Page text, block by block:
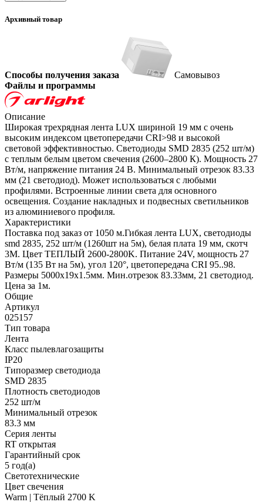
Архивный товар
Способы получения заказа
Самовывоз
Файлы и программы
Описание
Широкая трехрядная лента LUX шириной 19 мм с очень
высоким индексом цветопередачи CRI>98 и высокой
световой эффективностью. Светодиоды SMD 2835 (252 шт/м)
с теплым белым цветом свечения (2600–2800 К). Мощность 27
Вт/м, напряжение питания 24 В. Минимальный отрезок 83.33
мм (21 светодиод). Может использоваться с любыми
профилями. Встроенные линии света для основного
освещения. Создание накладных и подвесных светильников
из алюминиевого профиля.
Характеристики
Поставка под заказ от 1050 м.Гибкая лента LUX, светодиоды
smd 2835, 252 шт/м (1260шт на 5м), белая плата 19 мм, скотч
3М. Цвет ТЕПЛЫЙ 2600-2800K. Питание 24V, мощность 27
Вт/м (135 Вт на 5м), угол 120°, цветопередача CRI 95..98.
Размеры 5000х19x1.5мм. Мин.отрезок 83.33мм, 21 светодиод.
Цена за 1м.
Общие
Артикул
025157
Тип товара
Лента
Класс пылевлагозащиты
IP20
Типоразмер светодиода
SMD 2835
Плотность светодиодов
252 шт/м
Минимальный отрезок
83.3 мм
Серия ленты
RT открытая
Гарантийный срок
5 год(а)
Светотехнические
Цвет свечения
Warm | Тёплый 2700 K